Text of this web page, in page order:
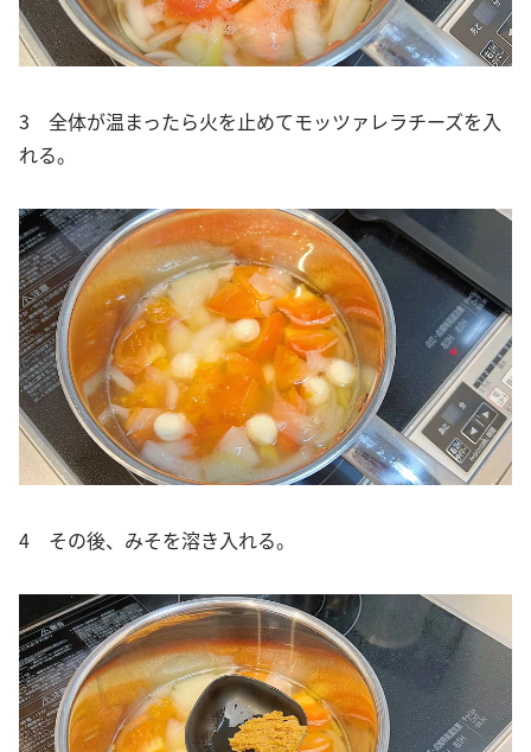
3 全体が温まったら火を止めてモッツァレラチーズを入
れる。
4 その後、みそを溶き入れる。